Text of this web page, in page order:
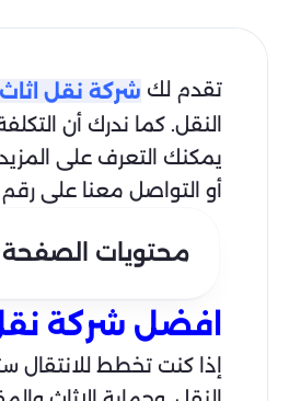
تقدم لك شركة نقل
النقل. كما ندرك أن
يمكنك التعرف على
أو التواصل معنا على رقم 0527514348.
محتويات الصفحة
افضل شركة
إذا كنت تخطط للانتقال